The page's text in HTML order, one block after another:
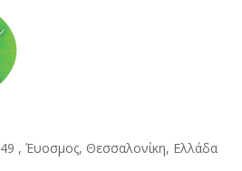
, Έυοσμος, Θεσσαλονίκη, Ελλάδα